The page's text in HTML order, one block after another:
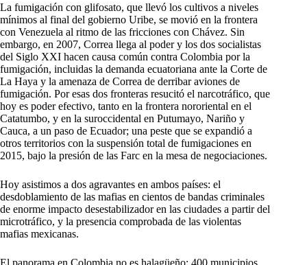
La fumigación con glifosato, que llevó los cultivos a niveles
mínimos al final del gobierno Uribe, se movió en la frontera
con Venezuela al ritmo de las fricciones con Chávez. Sin
embargo, en 2007, Correa llega al poder y los dos socialistas
del Siglo XXI hacen causa común contra Colombia por la
fumigación, incluidas la demanda ecuatoriana ante la Corte de
La Haya y la amenaza de Correa de derribar aviones de
fumigación. Por esas dos fronteras resucitó el narcotráfico, que
hoy es poder efectivo, tanto en la frontera nororiental en el
Catatumbo, y en la suroccidental en Putumayo, Nariño y
Cauca, a un paso de Ecuador; una peste que se expandió a
otros territorios con la suspensión total de fumigaciones en
2015, bajo la presión de las Farc en la mesa de negociaciones.
Hoy asistimos a dos agravantes en ambos países: el
desdoblamiento de las mafias en cientos de bandas criminales
de enorme impacto desestabilizador en las ciudades a partir del
microtráfico, y la presencia comprobada de las violentas
mafias mexicanas.
El panorama en Colombia no es halagüeño: 400 municipios